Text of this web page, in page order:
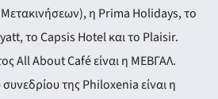
η Prima Holidays, το
το Capsis Hotel και το Plaisir.
All About Café είναι η ΜΕΒΓΑΛ.
της Philoxenia είναι η